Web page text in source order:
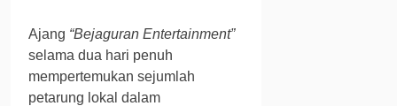
Ajang “Bejaguran Entertainment”
selama dua hari penuh
mempertemukan sejumlah
petarung lokal dalam